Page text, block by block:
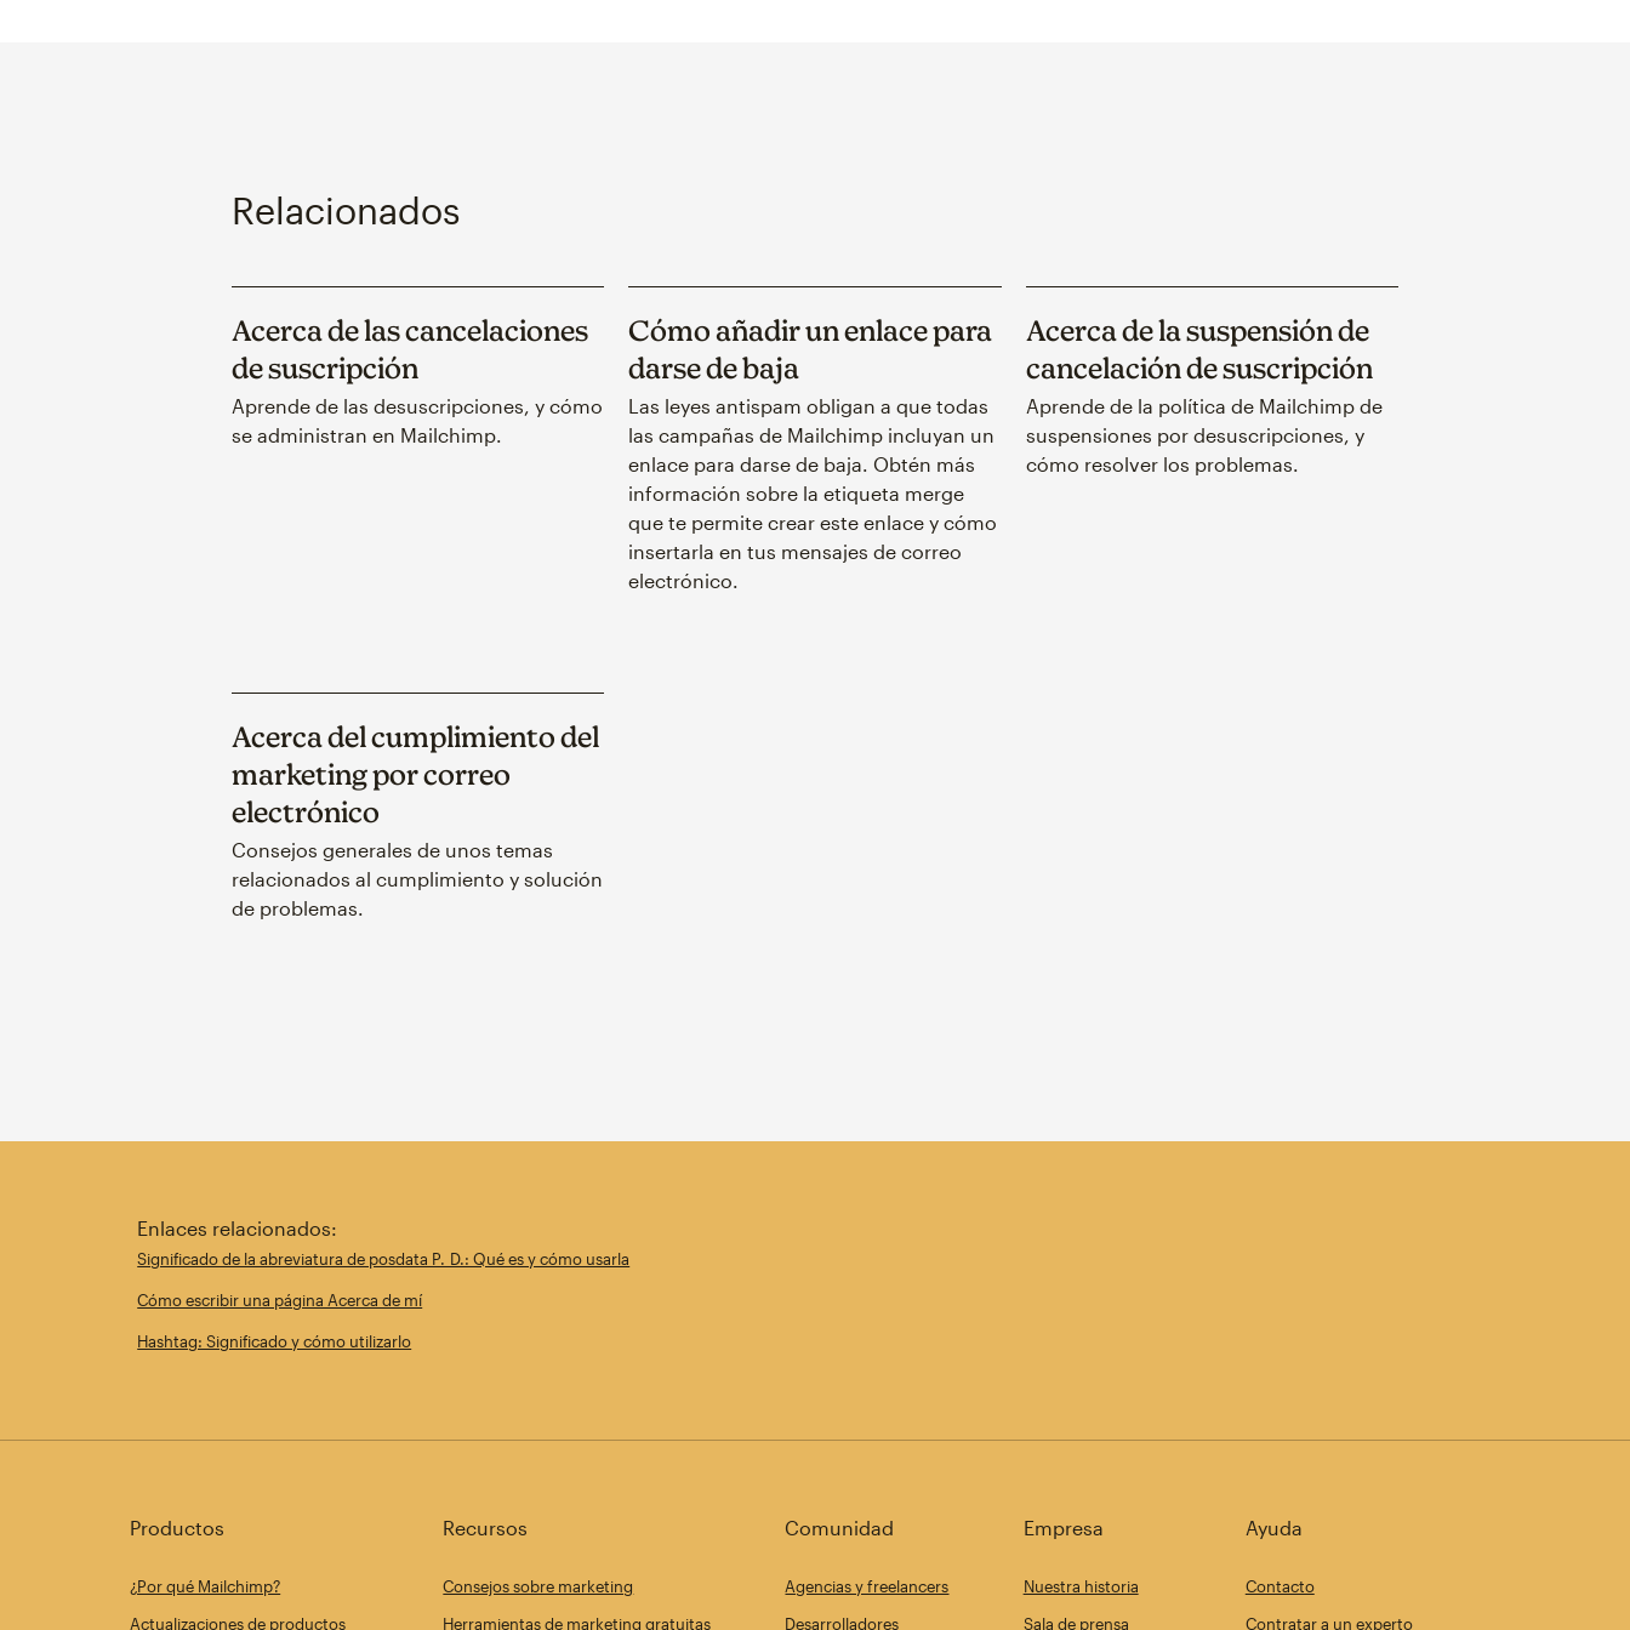
Relacionados
Acerca de las cancelaciones
de suscripción
Aprende de las desuscripciones, y cómo
se administran en Mailchimp.
Cómo añadir un enlace para
darse de baja
Las leyes antispam obligan a que todas
las campañas de Mailchimp incluyan un
enlace para darse de baja. Obtén más
información sobre la etiqueta merge
que te permite crear este enlace y cómo
insertarla en tus mensajes de correo
electrónico.
Acerca de la suspensión de
cancelación de suscripción
Aprende de la política de Mailchimp de
suspensiones por desuscripciones, y
cómo resolver los problemas.
Acerca del cumplimiento del
marketing por correo
electrónico
Consejos generales de unos temas
relacionados al cumplimiento y solución
de problemas.
Enlaces relacionados:
Significado de la abreviatura de posdata P. D.: Qué es y cómo usarla
Cómo escribir una página Acerca de mí
Hashtag: Significado y cómo utilizarlo
Productos
¿Por qué Mailchimp?
Actualizaciones de productos
Recursos
Consejos sobre marketing
Herramientas de marketing gratuitas
Comunidad
Agencias y freelancers
Desarrolladores
Empresa
Nuestra historia
Sala de prensa
Ayuda
Contacto
Contratar a un experto